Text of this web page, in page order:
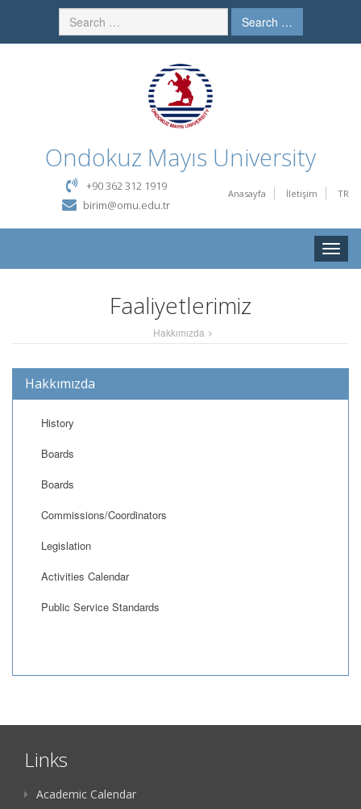
Search …
Ondokuz Mayıs University
Anasayfa İletişim TR
+90 362 312 1919
birim@omu.edu.tr
Toggle
Faaliyetlerimiz
Hakkımızda
Hakkımızda
History
Boards
Boards
Commissions/Coordinators
Legislation
Activities Calendar
Public Service Standards
Links
Academic Calendar